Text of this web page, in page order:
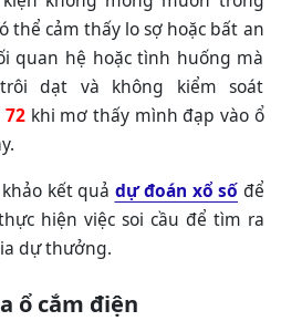
thể cảm thấy lo sợ hoặc bất an
quan hệ hoặc tình huống mà
dạt và không kiểm soát
72khi mơ thấy mình đạp vào ổ
kết quả dự đoán xổ số để
hiện việc soi cầu để tìm ra
dự thưởng.
ổ cắm điện